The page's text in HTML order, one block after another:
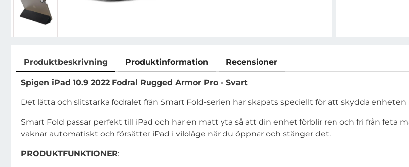
Produktbeskrivning Produktinformation Recensioner
Produktbeskrivning
Spigen iPad 10.9 2022 Fodral Rugged Armor Pro - Svart
Det lätta och slitstarka fodralet från Smart Fold-serien har skapats speciellt för att skydda enheten
Smart Fold passar perfekt till iPad och har en matt yta så att din enhet förblir ren och fri från feta
vaknar automatiskt och försätter iPad i viloläge när du öppnar och stänger det.
PRODUKTFUNKTIONER: